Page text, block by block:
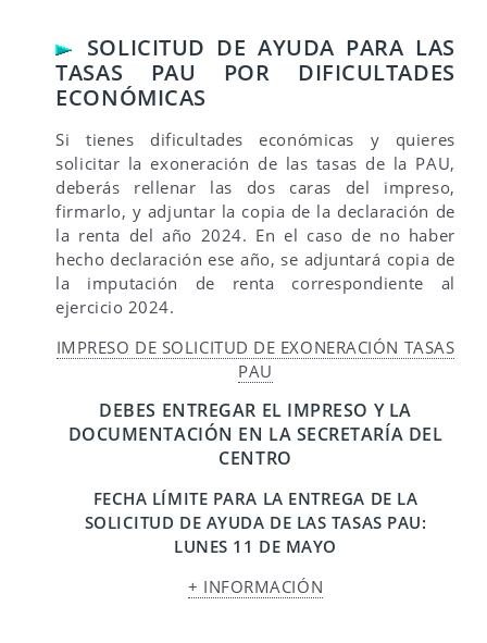
SOLICITUD DE AYUDA PARA LAS
TASAS PAU POR DIFICULTADES
ECONÓMICAS
Si tienes dificultades económicas y quieres
solicitar la exoneración de las tasas de la PAU,
deberás rellenar las dos caras del impreso,
firmarlo, y adjuntar la copia de la declaración de
la renta del año 2024. En el caso de no haber
hecho declaración ese año, se adjuntará copia de
la imputación de renta correspondiente al
ejercicio 2024.
IMPRESO DE SOLICITUD DE EXONERACIÓN TASAS
PAU
DEBES ENTREGAR EL IMPRESO Y LA
DOCUMENTACIÓN EN LA SECRETARÍA DEL
CENTRO
FECHA LÍMITE PARA LA ENTREGA DE LA
SOLICITUD DE AYUDA DE LAS TASAS PAU:
LUNES 11 DE MAYO
+ INFORMACIÓN